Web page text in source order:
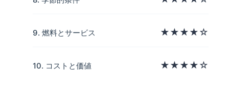
9. 燃料とサービス ★★★★☆
10. コストと価値 ★★★★☆